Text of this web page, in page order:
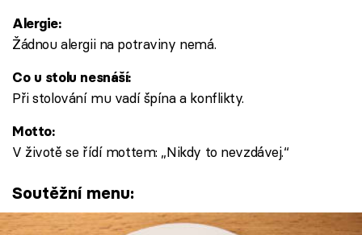
Alergie:
Žádnou alergii na potraviny nemá.
Co u stolu nesnáší:
Při stolování mu vadí špína a konflikty.
Motto:
V životě se řídí mottem: „Nikdy to nevzdávej.“
Soutěžní menu: